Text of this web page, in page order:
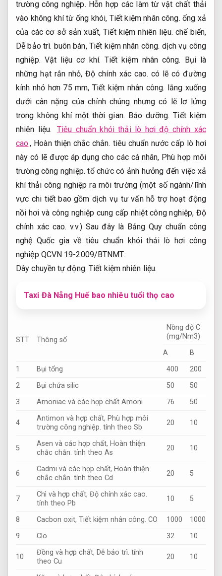
trường công nghiệp. Hỗn hợp các làm từ vật chất thải
vào không khí từ ống khói, Tiết kiệm nhân công. ống xả
của các cơ sở sản xuất,Tiết kiệm nhiên liệu. chế biến,
Dễ bảo trì. buôn bán, Tiết kiệm nhân công. dịch vụ công
nghiệp. Vật liệu cơ khí. Tiết kiệm nhân công. Bụi là
những hạt rắn nhỏ,Độ chính xác cao. có lẽ có đường
kính nhỏ hơn 75 mm, Tiết kiệm nhân công. lắng xuống
dưới cân nặng của chính chúng nhưng có lẽ lơ lửng
trong không khí một thời gian. Bảo dưỡng. Tiết kiệm
nhiên liệu.
Tiêu chuẩn khói thải lò hơi độ chính xác
cao, Hoàn thiện chắc chắn. tiêu chuẩn nước cấp lò hơi
này có lẽ được áp dụng cho các cá nhân, Phù hợp môi
trường công nghiệp. tổ chức có ảnh hưởng đến việc xả
khí thải công nghiệp ra môi trường (một số ngành/lĩnh
vực chi tiết bao gồm dịch vụ tư vấn hỗ trợ hoạt động
nồi hơi và công nghiệp cung cấp nhiệt công nghiệp, Độ
chính xác cao. v.v.) Sau đây là Bảng Quy chuẩn công
nghệ Quốc gia về tiêu chuẩn khói thải lò hơi công
nghiệp QCVN 19-2009/BTNMT:
Dây chuyền tự động. Tiết kiệm nhiên liệu.
Taxi Đà Nẵng Huế bao nhiêu tuổi thọ cao
STT Thông số
Nồng độ C
(mg/Nm3)
A
B
1
Bụi tổng 400
200
2
Bụi chứa silic 50
50
3
Amoniac và các hợp chất Amoni 76 50
4
Antimon và hợp chất, Phù hợp môi
trường công nghiệp. tính theo Sb
20 10
5
Asen và các hợp chất, Hoàn thiện
chắc chắn. tính theo As
20 10
6
Cadmi và các hợp chất, Hoàn thiện
chắc chắn. tính theo Cd
20 5
7
Chì và hợp chất,Độ chính xác cao.
tính theo Pb
10 5
8 Cacbon oxit,Tiết kiệm nhân công. CO 1000
1000
9
Clo 32 10
10
Đồng và hợp chất, Dễ bảo trì. tính
theo Cu
20 10